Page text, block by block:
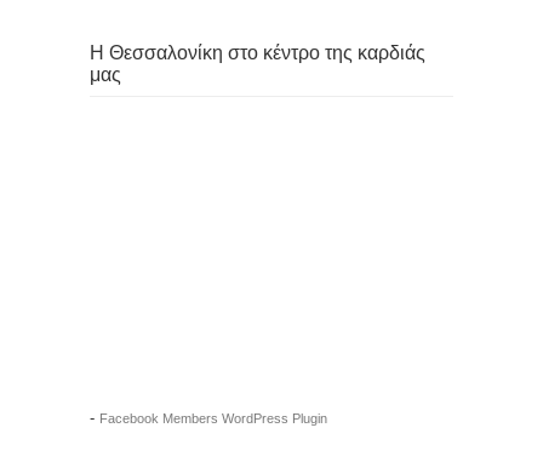
Η Θεσσαλονίκη στο κέντρο της καρδιάς
μας
- Facebook Members WordPress Plugin